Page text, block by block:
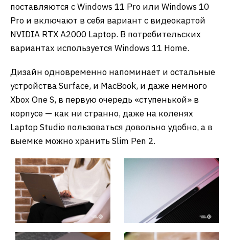
поставляются с Windows 11 Pro или Windows 10
Pro и включают в себя вариант с видеокартой
NVIDIA RTX A2000 Laptop. В потребительских
вариантах используется Windows 11 Home.
Дизайн одновременно напоминает и остальные
устройства Surface, и MacBook, и даже немного
Xbox One S, в первую очередь «ступенькой» в
корпусе — как ни странно, даже на коленях
Laptop Studio пользоваться довольно удобно, а в
выемке можно хранить Slim Pen 2.